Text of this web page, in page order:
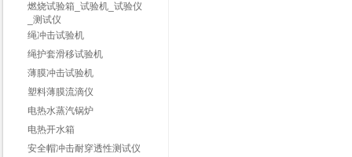
燃烧试验箱_试验机_试验仪
_测试仪
绳冲击试验机
绳护套滑移试验机
薄膜冲击试验机
塑料薄膜流滴仪
电热水蒸汽锅炉
电热开水箱
安全帽冲击耐穿透性测试仪